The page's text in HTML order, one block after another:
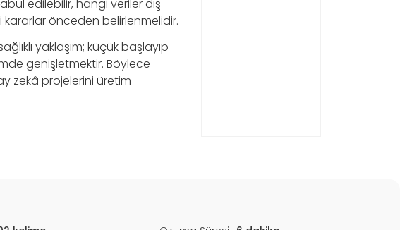
edilebilir, hangi veriler dış
kararlar önceden belirlenmelidir.
yaklaşım; küçük başlayıp
genişletmektir. Böylece
zekâ projelerini üretim